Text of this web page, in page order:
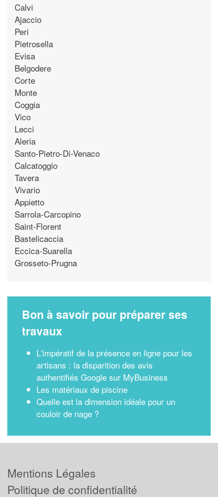
Calvi
Ajaccio
Peri
Pietrosella
Evisa
Belgodere
Corte
Monte
Coggia
Vico
Lecci
Aleria
Santo-Pietro-Di-Venaco
Calcatoggio
Tavera
Vivario
Appietto
Sarrola-Carcopino
Saint-Florent
Bastelicaccia
Eccica-Suarella
Grosseto-Prugna
Bon à savoir pour préparer ses
travaux
L'impératif de la présence en ligne pour les
artisans : la disparition des avis
authentifiés Google sur MyBusiness
Les matériaux de piscine
Quelle est la dimension idéale pour un
couloir de nage ?
Mentions Légales
Politique de confidentialité